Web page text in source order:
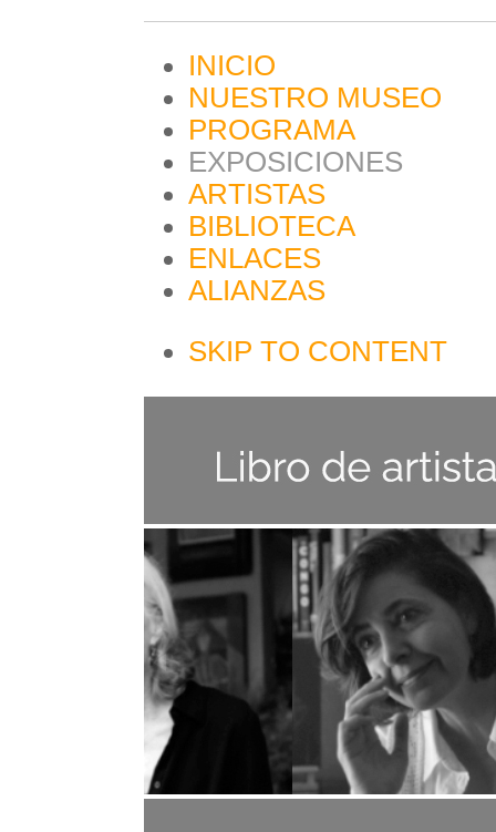
INICIO
NUESTRO MUSEO
PROGRAMA
EXPOSICIONES
ARTISTAS
BIBLIOTECA
ENLACES
ALIANZAS
SKIP TO CONTENT